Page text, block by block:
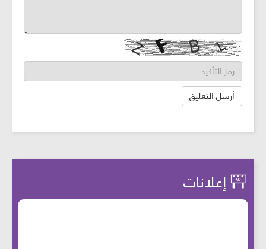
إعلانات